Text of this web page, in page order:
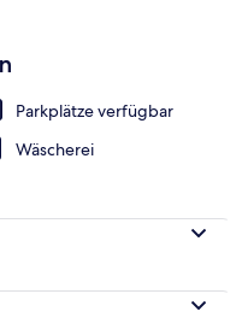
Parkplätze verfügbar
Wäscherei